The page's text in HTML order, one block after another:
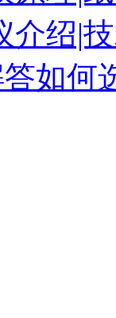
介绍|
如何